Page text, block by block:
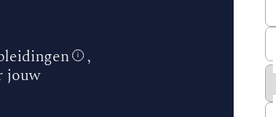
i
,
jouw